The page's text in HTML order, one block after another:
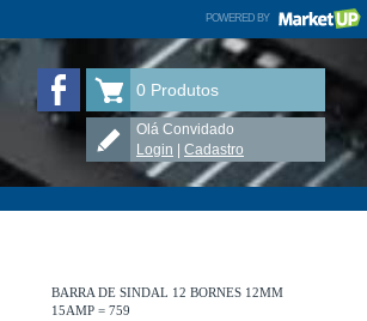
POWERED BY
ELETRÔNICA TAUÁ no Facebook
0 Produtos
Olá Convidado
Login
Cadastro
BARRA DE SINDAL 12 BORNES 12MM
15AMP = 759